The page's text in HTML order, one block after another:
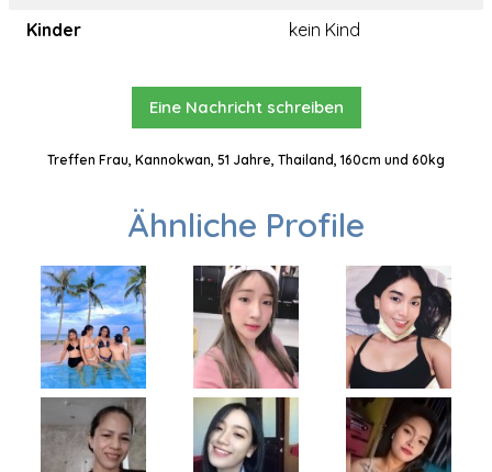
Kinder
kein Kind
Eine Nachricht schreiben
Treffen Frau, Kannokwan, 51 Jahre, Thailand, 160cm und 60kg
Ähnliche Profile